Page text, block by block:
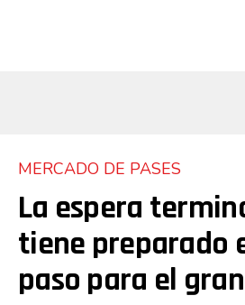
MERCADO DE PASES
La espera
tiene preparado
paso para el